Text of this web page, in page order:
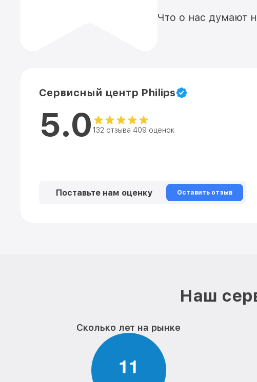
Что о нас думают
Сервисный центр Philips
5.0 132 отзыва 409 оценок
Поставьте нам оценку Оставить отзыв
Наш
Сколько лет на рынке
11